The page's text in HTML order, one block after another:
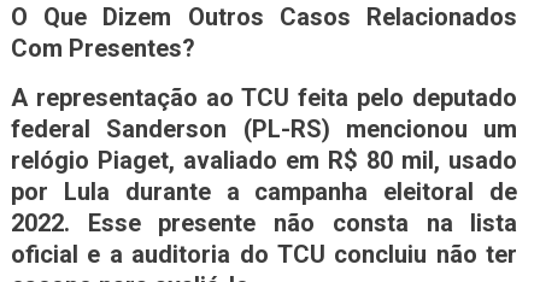
O Que Dizem Outros Casos Relacionados
Com Presentes?
A representação ao TCU feita pelo deputado
federal Sanderson (PL-RS) mencionou um
relógio Piaget, avaliado em R$ 80 mil, usado
por Lula durante a campanha eleitoral de
2022. Esse presente não consta na lista
oficial e a auditoria do TCU concluiu não ter